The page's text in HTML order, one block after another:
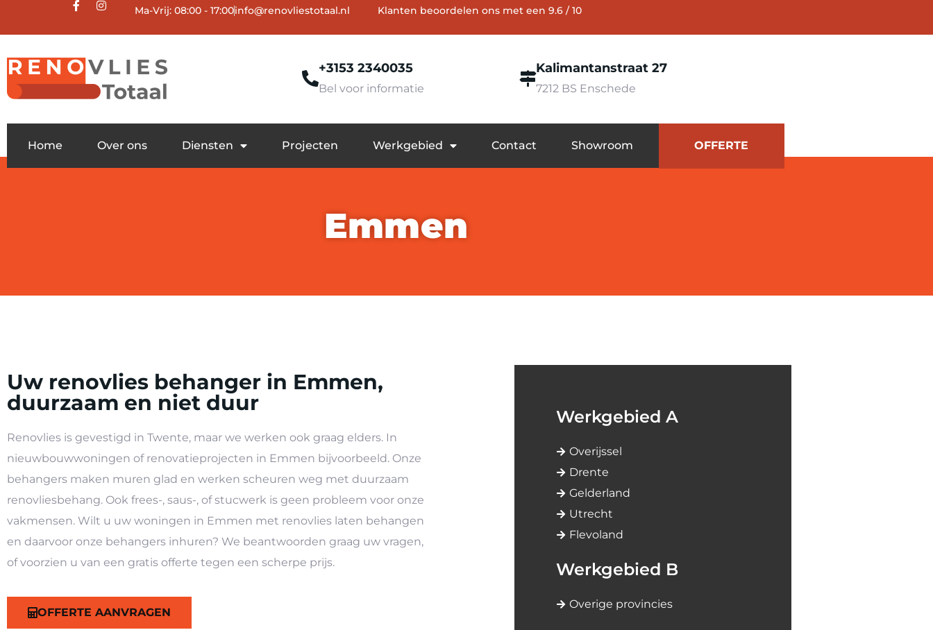
Ma-Vrij: 08:00 - 17:00info@renovliestotaal.nl Klanten beoordelen ons met een 9.6 / 10
+3153 2340035
Bel voor informatie
Kalimantanstraat 27
7212 BS Enschede
Home Over ons Diensten Projecten Werkgebied Contact Showroom OFFERTE
Emmen
Uw renovlies behanger in Emmen,
duurzaam en niet duur
Renovlies is gevestigd in Twente, maar we werken ook graag elders. In
nieuwbouwwoningen of renovatieprojecten in Emmen bijvoorbeeld. Onze
behangers maken muren glad en werken scheuren weg met duurzaam
renovliesbehang. Ook frees-, saus-, of stucwerk is geen probleem voor onze
vakmensen. Wilt u uw woningen in Emmen met renovlies laten behangen
en daarvoor onze behangers inhuren? We beantwoorden graag uw vragen,
of voorzien u van een gratis offerte tegen een scherpe prijs.
OFFERTE AANVRAGEN
Werkgebied A
Overijssel
Drente
Gelderland
Utrecht
Flevoland
Werkgebied B
Overige provincies